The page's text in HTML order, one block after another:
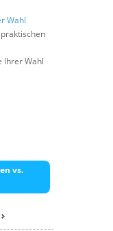
Wahl
Ihrer Wahl
vs.